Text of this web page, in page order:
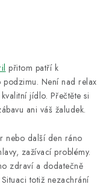
přitom patří k
Není nad relax
jídlo. Přečtěte si
ani váš žaludek.
nebo další den ráno
zažívací problémy.
zdraví a dodatečně
Situaci totiž nezachrání